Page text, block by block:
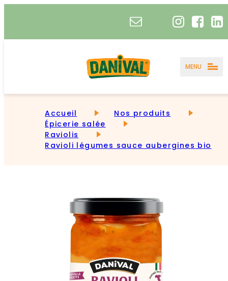
MENU
Accueil
Nos produits
Épicerie salée
Raviolis
Ravioli légumes sauce aubergines bio